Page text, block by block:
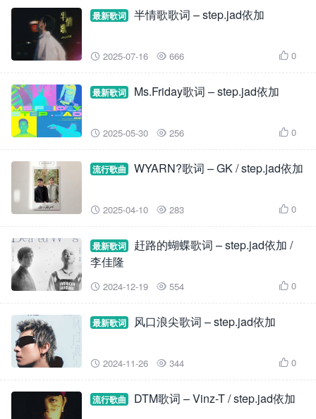
最新歌词 半情歌歌词 – step.jad依加
 2025-07-16  666  0
最新歌词 Ms.Friday歌词 – step.jad依加
 2025-05-30  256  0
流行歌曲 WYARN?歌词 – GK / step.jad依加
 2025-04-10  283  0
最新歌词
赶路的蝴蝶歌词 – step.jad依加 /
李佳隆
 2024-12-19  554  0
最新歌词 风口浪尖歌词 – step.jad依加
 2024-11-26  344  0
流行歌曲 DTM歌词 – Vinz-T / step.jad依加